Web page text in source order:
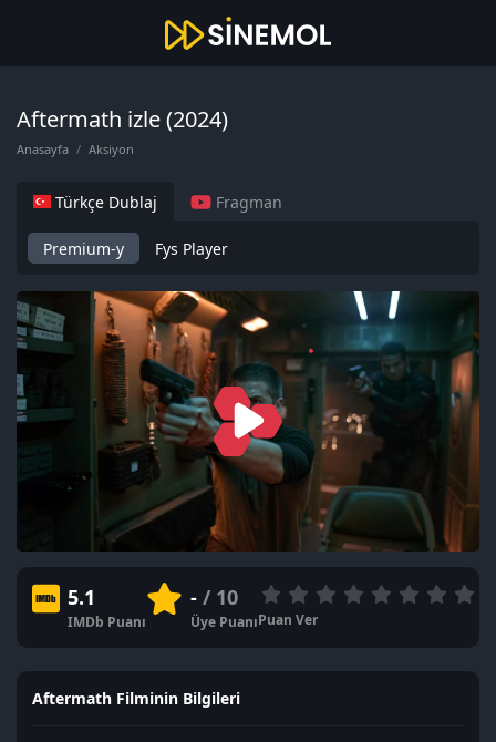
Aftermath izle (2024)
Anasayfa Aksiyon
Türkçe Dublaj Fragman
Premium-y Fys Player
5.1
IMDb Puanı
-/ 10
Üye PuanıPuan Ver
Aftermath Filminin Bilgileri